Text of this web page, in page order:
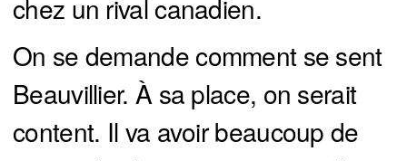
chez un rival canadien.
On se demande comment se sent
Beauvillier. À sa place, on serait
content. Il va avoir beaucoup de